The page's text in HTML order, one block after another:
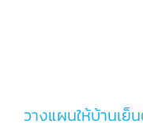
วางแผนให้บ้านเย็